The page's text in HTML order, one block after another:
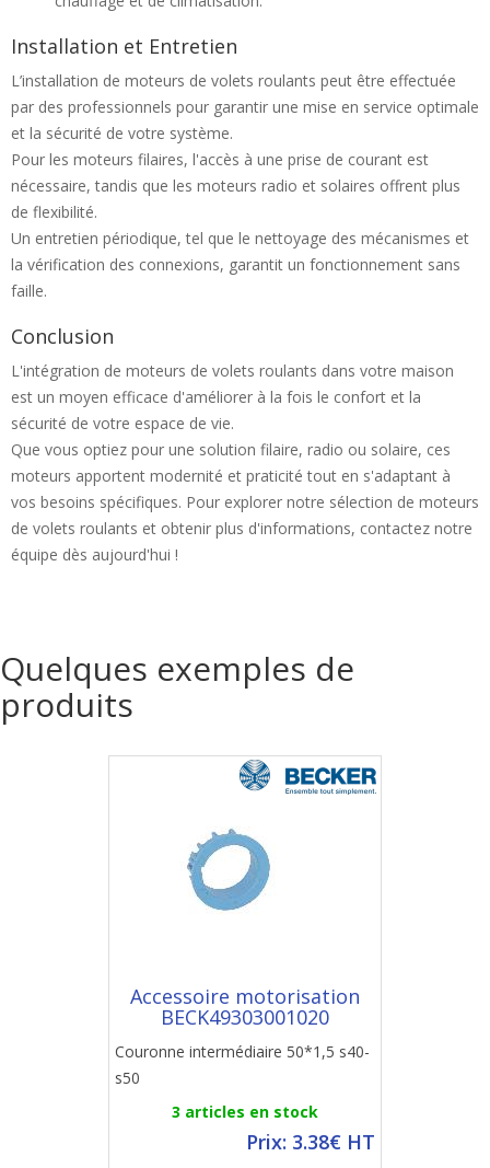
Installation et Entretien
L’installation de moteurs de volets roulants peut être effectuée
par des professionnels pour garantir une mise en service optimale
et la sécurité de votre système.
Pour les moteurs filaires, l'accès à une prise de courant est
nécessaire, tandis que les moteurs radio et solaires offrent plus
de flexibilité.
Un entretien périodique, tel que le nettoyage des mécanismes et
la vérification des connexions, garantit un fonctionnement sans
faille.
Conclusion
L'intégration de moteurs de volets roulants dans votre maison
est un moyen efficace d'améliorer à la fois le confort et la
sécurité de votre espace de vie.
Que vous optiez pour une solution filaire, radio ou solaire, ces
moteurs apportent modernité et praticité tout en s'adaptant à
vos besoins spécifiques. Pour explorer notre sélection de moteurs
de volets roulants et obtenir plus d'informations, contactez notre
équipe dès aujourd'hui !
Quelques exemples de
produits
Accessoire motorisation
BECK49303001020
Couronne intermédiaire 50*1,5 s40-
s50
3 articles en stock
Prix: 3.38€ HT